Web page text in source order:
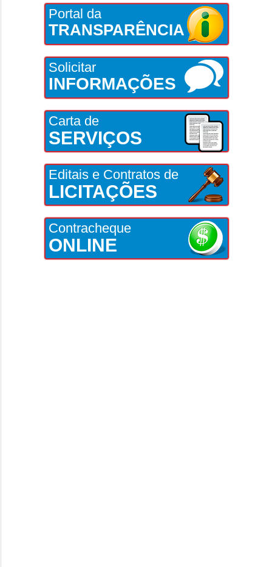
Portal da
TRANSPARÊNCIA
Solicitar
INFORMAÇÕES
Carta de
SERVIÇOS
Editais e Contratos de
LICITAÇÕES
Contracheque
ONLINE